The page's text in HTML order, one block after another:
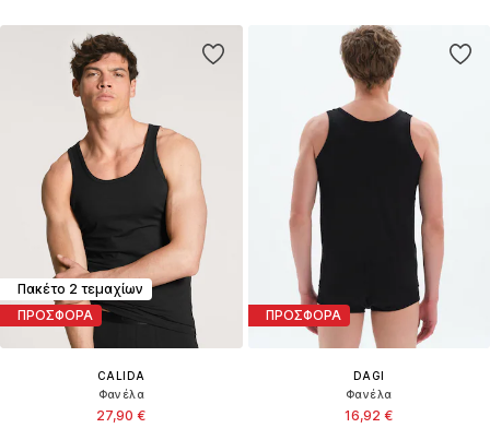
Πακέτο 2 τεμαχίων
ΠΡΟΣΦΟΡΑ
CALIDA
Φανέλα
27,90 €
ΠΡΟΣΦΟΡΑ
DAGI
Φανέλα
16,92 €